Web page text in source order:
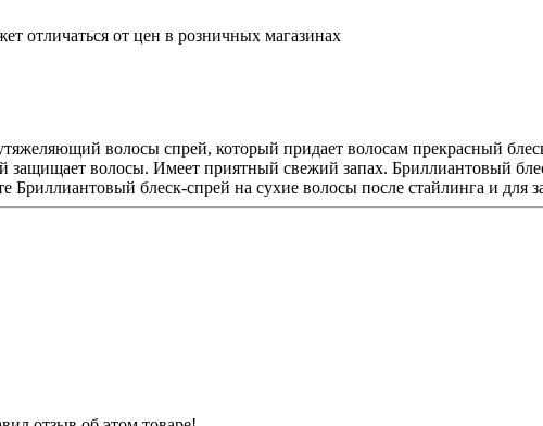
отличаться от цен в розничных магазинах
волосы спрей, который придает волосам прекрасный
волосы. Имеет приятный свежий запах. Бриллиантовый
блеск-спрей на сухие волосы после стайлинга и для